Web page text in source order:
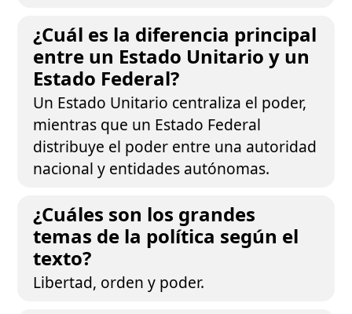
¿Cuál es la diferencia principal
entre un Estado Unitario y un
Estado Federal?
Un Estado Unitario centraliza el poder,
mientras que un Estado Federal
distribuye el poder entre una autoridad
nacional y entidades autónomas.
¿Cuáles son los grandes
temas de la política según el
texto?
Libertad, orden y poder.